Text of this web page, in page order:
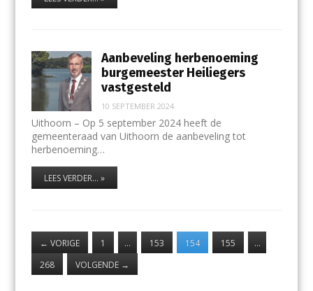
Aanbeveling herbenoeming
burgemeester Heiliegers
vastgesteld
10 SEPTEMBER 2024
Uithoorn – Op 5 september 2024 heeft de
gemeenteraad van Uithoorn de aanbeveling tot
herbenoeming…
LEES VERDER... »
← VORIGE 1 … 153 154 155
…
268
VOLGENDE →